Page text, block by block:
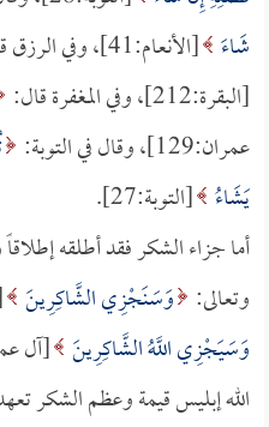
شَاءَ [الأنعام:41]، وفي الرزق قال:
[البقرة:212]، وفي المغفرة قال:
عمران:129]، وقال في التوبة:
يَشَاءُ [التوبة:27].
أما جزاء الشكر فقد أطلقه
وتعالى: وَسَنَجْزِي الشَّاكِرِينَ
وَسَيَجْزِي اللَّهُ الشَّاكِرِينَ
الله إبليس قيمة وعظم الشكر